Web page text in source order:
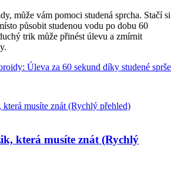
může vám pomoci studená sprcha. Stačí si
působit studenou vodu po dobu 60
trik může přinést úlevu a zmírnit
Úleva za 60 sekund díky studené sprše
která musíte znát (Rychlý